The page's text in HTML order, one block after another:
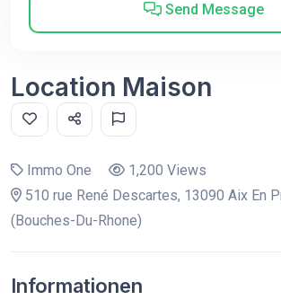
Send Message
Location Maison
Immo One
1,200 Views
510 rue René Descartes, 13090 Aix En
(Bouches-Du-Rhone)
Informationen